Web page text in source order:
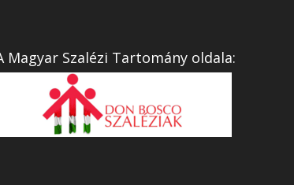
Magyar Szalézi Tartomány oldala: